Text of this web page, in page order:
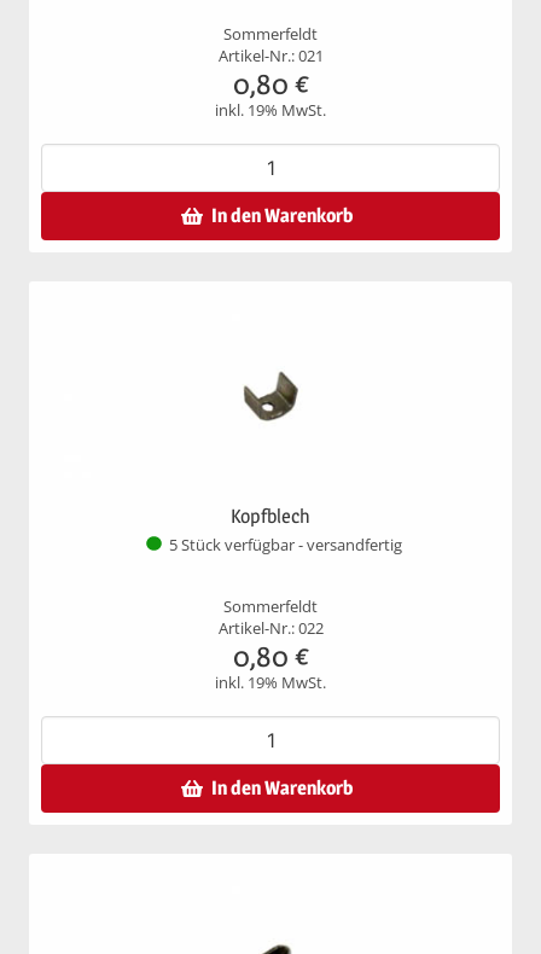
Sommerfeldt
Artikel-Nr.: 021
0,80 €
inkl. 19% MwSt.
In den Warenkorb
Kopfblech
5 Stück verfügbar - versandfertig
Sommerfeldt
Artikel-Nr.: 022
0,80 €
inkl. 19% MwSt.
In den Warenkorb